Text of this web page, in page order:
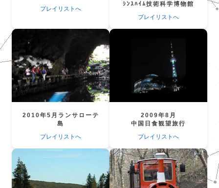
プレイリストへ
ｼﾝｽﾊｲﾑ技術科学博物館
プレイリストへ
2010年5月ランサローテ
島
プレイリストへ
2009年8月
中国日食観望旅行
プレイリストへ